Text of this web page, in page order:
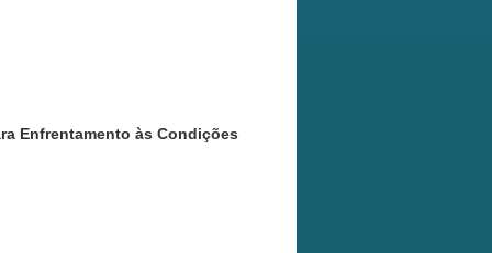
Enfrentamento às Condições